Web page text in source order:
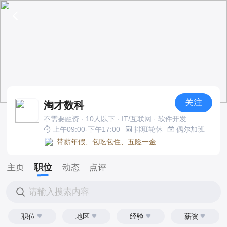
淘才数科 关注
不需要融资 · 10人以下 · IT/互联网 · 软件开发
上午09:00-下午17:00
排班轮休
偶尔加班
带薪年假、包吃包住、五险一金
主页 职位 动态 点评
请输入搜索内容
职位 地区 经验 薪资